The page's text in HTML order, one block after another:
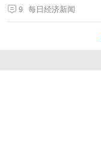
9 每日经济新闻